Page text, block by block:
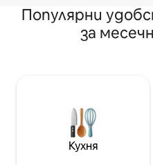
Популярни
за
Кухня